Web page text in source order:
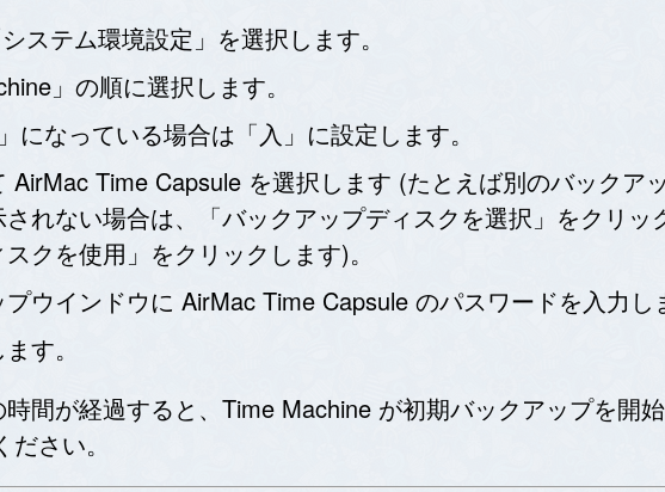
ステム環境設定」を選択します。
」の順に選択します。
になっている場合は「入」に設定します。
AirMac Time Capsule を選択します (たとえば別のバックア
れない場合は、「バックアップディスクを選択」をクリ
クを使用」をクリックします)。
ウインドウに AirMac Time Capsule のパスワードを入力し
す。
間が経過すると、Time Machine が初期バックアップを開
さい。